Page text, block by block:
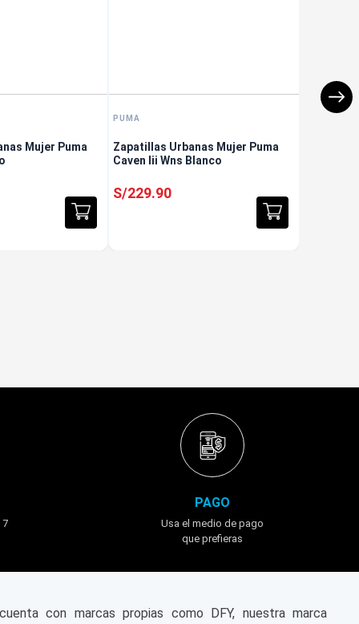
Mujer Puma
PUMA
Zapatillas Urbanas Mujer Puma
Caven Iii Wns Blanco
S/229.90
7
PAGO
Usa el medio de pago
que prefieras
con marcas propias como DFY, nuestra marca